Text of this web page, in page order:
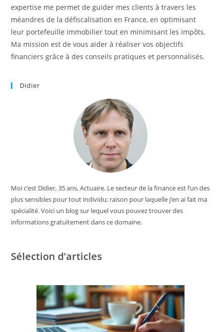
expertise me permet de guider mes clients à travers les
méandres de la défiscalisation en France, en optimisant
leur portefeuille immobilier tout en minimisant les impôts.
Ma mission est de vous aider à réaliser vos objectifs
financiers grâce à des conseils pratiques et personnalisés.
Didier
Moi c’est Didier, 35 ans, Actuaire. Le secteur de la finance est l’un des
plus sensibles pour tout individu; raison pour laquelle j’en ai fait ma
spécialité. Voici un blog sur lequel vous pouvez trouver des
informations gratuitement dans ce domaine.
Sélection d'articles